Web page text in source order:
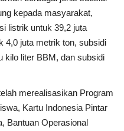
kepada masyarakat,
listrik untuk 39,2 juta
4,0 juta metrik ton, subsidi
kilo liter BBM, dan subsidi
merealisasikan Program
Kartu Indonesia Pintar
Bantuan Operasional